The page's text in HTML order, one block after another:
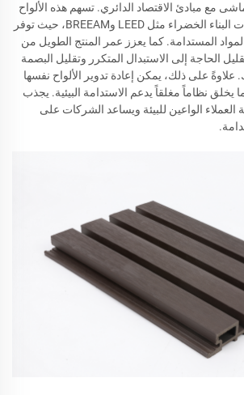
مع مبادئ الاقتصاد الدائري. تسهم هذه الألواح
في الحصول على شهادات البناء الخضراء مثل LEED وBREEAM، حيث توفر
المستدامة. كما يعزز عمر المنتج الطويل من
الحاجة إلى الاستبدال المتكرر وتقليل البصمة
علاوةً على ذلك، يمكن إعادة تدوير الألواح نفسها
يخلق نظاماً مغلقاً يدعم الاستدامة البيئية. يجذب
العملاء الواعين للبيئة ويساعد الشركات على